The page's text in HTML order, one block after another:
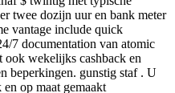
twee dozijn uur en bank meter
vantage include quick
7 documentation van atomic
wekelijks cashback en
beperkingen. gunstig staf . U
op maat gemaakt